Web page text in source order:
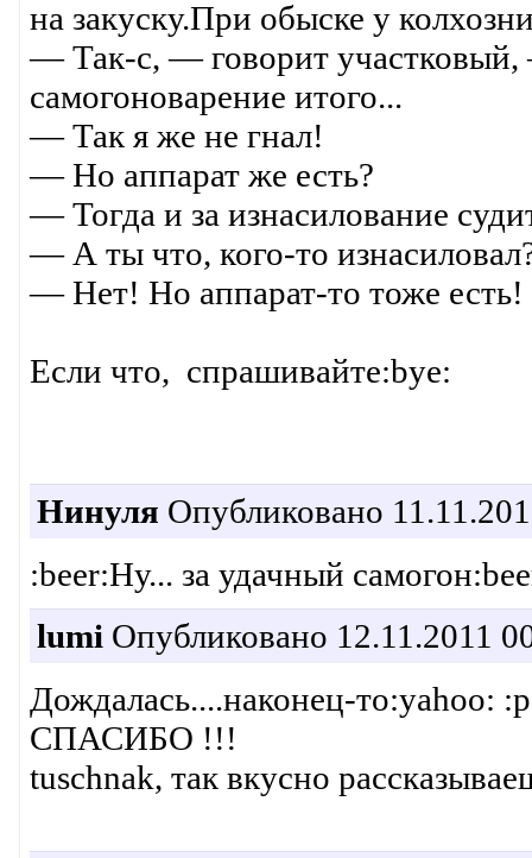
на закуску.При обыске у
— Так-с, — говорит
самогоноварение итого...
— Так я же не гнал!
— Но аппарат же есть?
— Тогда и за изнасилование
— А ты что, кого-то
— Нет! Но аппарат-то тоже есть!
Если что, спрашивайте:bye:
Нинуля Опубликовано
:beer:Ну... за удачный
lumi Опубликовано 12.11.2011
Дождалась....наконец-то:yahoo:
СПАСИБО !!!
tuschnak, так вкусно